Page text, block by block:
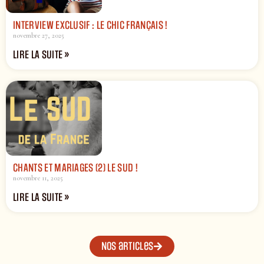
INTERVIEW EXCLUSIF : LE CHIC FRANÇAIS !
novembre 27, 2025
LIRE LA SUITE »
CHANTS ET MARIAGES (2) LE SUD !
novembre 11, 2025
LIRE LA SUITE »
Nos articles